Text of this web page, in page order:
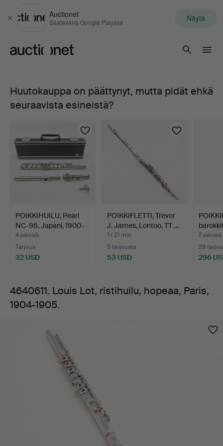
Sulje
Auctionet
Saatavana Google Playssa Näytä
Louis
ristihuilu,
hopeaa,
1904-
1905.
Huutokauppa on päättynyt, mutta pidät ehkä
seuraavista esineistä?
POIKKIHUILU, Pearl
NC-96, Japani, 1900-
luk…
4 päivää
Tarjous
32 USD
POIKKIFLETTI, Trevor
J. James, Lontoo, TT …
1 t 21 min
5 tarjousta
53 USD
7 päivää
29
296
4640611. Louis Lot, ristihuilu, hopeaa, Paris,
1904-1905.